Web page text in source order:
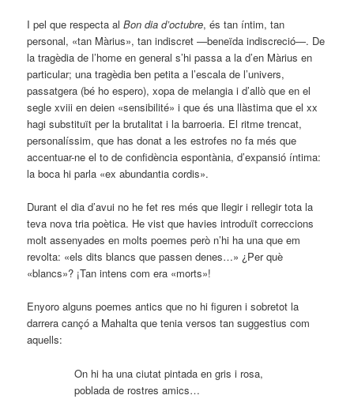
I pel que respecta alBon dia d’octubre, és tan íntim, tan
personal, «tan Màrius», tan indiscret —beneïda indiscreció—. De
la tragèdia de l’home en general s’hi passa a la d’en Màrius en
particular; una tragèdia ben petita a l’escala de l’univers,
passatgera (bé ho espero), xopa de melangia i d’allò que en el
segle xviii en deien «sensibilité» i que és una llàstima que el xx
hagi substituït per la brutalitat i la barroeria. El ritme trencat,
personalíssim, que has donat a les estrofes no fa més que
accentuar-ne el to de confidència espontània, d’expansió íntima:
la boca hi parla «ex abundantia cordis».
Durant el dia d’avui no he fet res més que llegir i rellegir tota la
teva nova tria poètica. He vist que havies introduït correccions
molt assenyades en molts poemes però n’hi ha una que em
revolta: «els dits blancs que passen denes…» ¿Per què
«blancs»? ¡Tan intens com era «morts»!
Enyoro alguns poemes antics que no hi figuren i sobretot la
darrera cançó a Mahalta que tenia versos tan suggestius com
aquells:
On hi ha una ciutat pintada en gris i rosa,
poblada de rostres amics…